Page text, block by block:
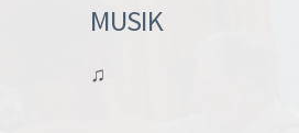
MUSIK
♫